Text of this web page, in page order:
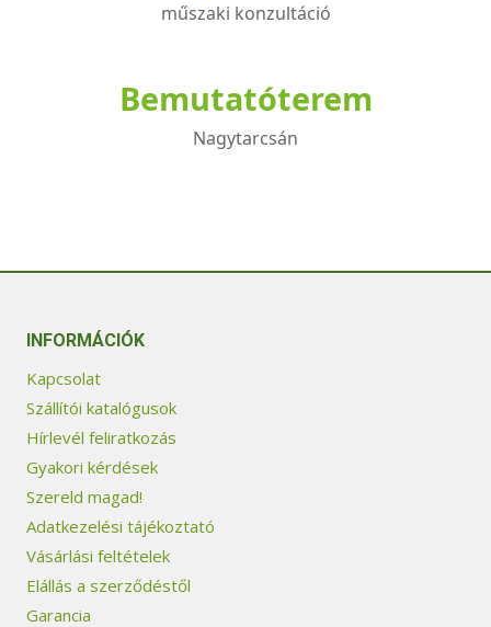
műszaki konzultáció
Bemutatóterem
Nagytarcsán
INFORMÁCIÓK
Kapcsolat
Szállítói katalógusok
Hírlevél feliratkozás
Gyakori kérdések
Szereld magad!
Adatkezelési tájékoztató
Vásárlási feltételek
Elállás a szerződéstől
Garancia